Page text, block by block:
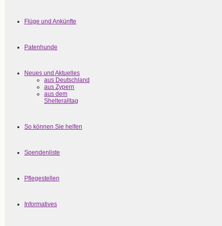
Flüge und Ankünfte
Patenhunde
Neues und Aktuelles
aus Deutschland
aus Zypern
aus dem
Shelteralltag
So können Sie helfen
Spendenliste
Pflegestellen
Informatives